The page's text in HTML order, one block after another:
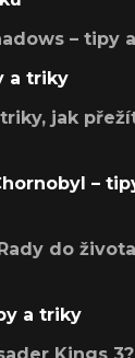
– tipy
a triky
jak
–
do
a triky